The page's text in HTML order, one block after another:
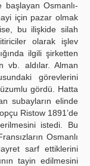
başlayan Osmanlı-
için pazar olmak
bu ilişkide silah
olarak işlev
ilgili şirketten
vb. aldılar. Alman
görevlerini
gördü. Hatta
subayların elinde
Ristow 1891’de
istedi. Bu
Osmanlı
sarf ettiklerini
tayin edilmesini